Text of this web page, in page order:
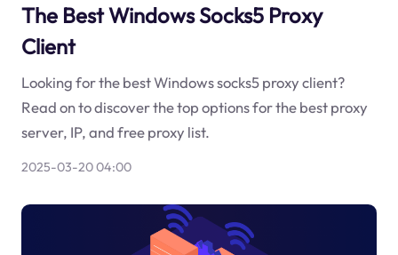
The Best Windows Socks5 Proxy
Client
Looking for the best Windows socks5 proxy client?
Read on to discover the top options for the best proxy
server, IP, and free proxy list.
2025-03-20 04:00